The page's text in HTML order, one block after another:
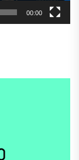
00:00